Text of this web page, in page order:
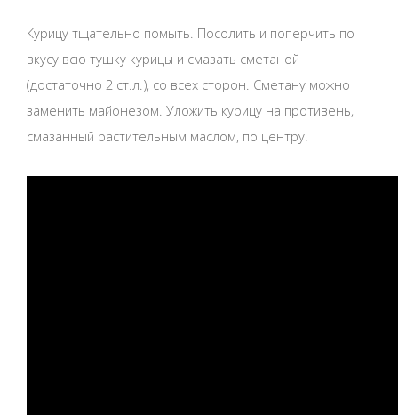
Курицу тщательно помыть. Посолить и поперчить по
вкусу всю тушку курицы и смазать сметаной
(достаточно 2 ст.л.), со всех сторон. Сметану можно
заменить майонезом. Уложить курицу на противень,
смазанный растительным маслом, по центру.